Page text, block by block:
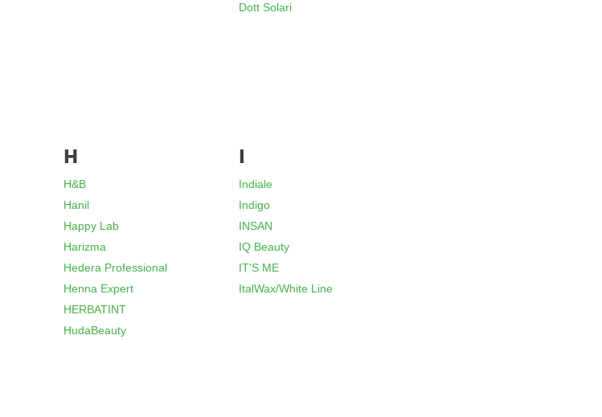
Dott Solari
H
H&B
Hanil
Happy Lab
Harizma
Hedera Professional
Henna Expert
HERBATINT
HudaBeauty
I
Indiale
Indigo
INSAN
IQ Beauty
IT'S ME
ItalWax/White Line